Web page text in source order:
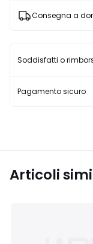
Consegna a
Soddisfatti o
Pagamento sicuro
Articoli